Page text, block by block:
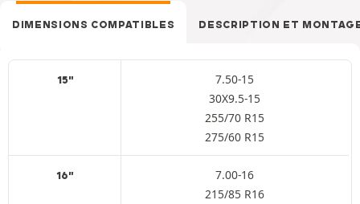
DIMENSIONS COMPATIBLES DESCRIPTION ET
15"
7.50-15
30X9.5-15
255/70 R15
275/60 R15
16"
7.00-16
215/85 R16